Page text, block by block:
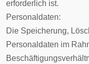
erforderlich ist.
Personaldaten:
Die Speicherung,
Personaldaten im